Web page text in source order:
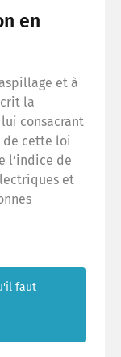
en
et à
la
consacrant
de cette loi
l’indice de
et
faut